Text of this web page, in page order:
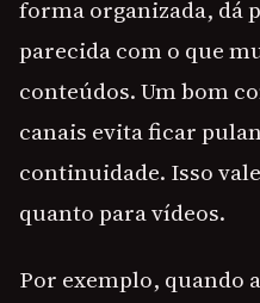
forma organizada, dá
parecida com o que
conteúdos. Um bom
canais evita ficar
continuidade. Isso
quanto para vídeos.
Por exemplo, quando